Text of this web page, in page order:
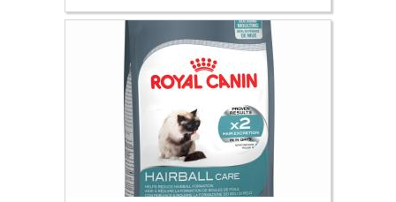
13.99 €